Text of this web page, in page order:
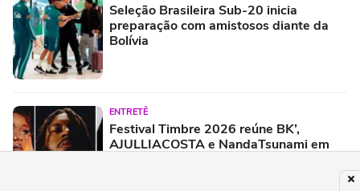
Seleção Brasileira Sub-20 inicia
preparação com amistosos diante da
Bolívia
ENTRETÊ
Festival Timbre 2026 reúne BK’,
AJULLIACOSTA e NandaTsunami em